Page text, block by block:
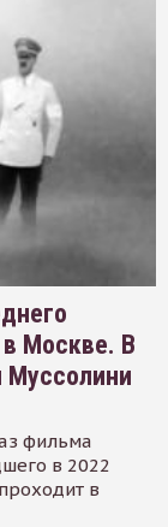
Москве. В
Муссолини
фильма
в 2022
в